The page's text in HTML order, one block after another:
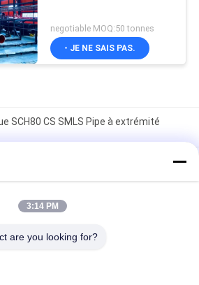
negotiable MOQ:50 tonnes
- JE NE SAIS PAS.
SCH80 CS SMLS Pipe à extrémité
ASTM A106, les pièces
équipées d'un dispositif d'emballage
SMLS Pour les industries pétrolières
3:14 PM
are you looking for?